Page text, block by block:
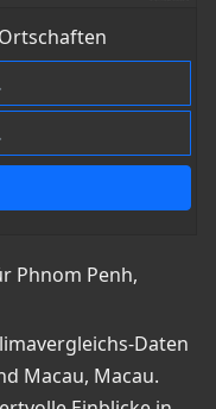
Phnom Penh,
Daten
Macau, Macau.